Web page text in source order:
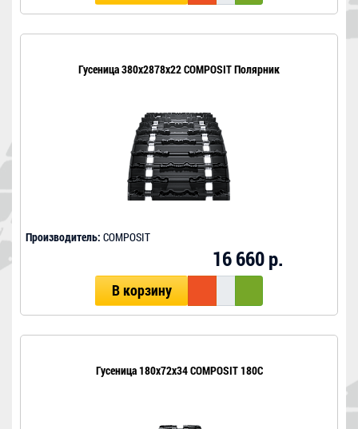
Гусеница 380x2878x22 COMPOSIT Полярник
Производитель: COMPOSIT
16 660 р.
В корзину
Гусеница 180x72x34 COMPOSIT 180C